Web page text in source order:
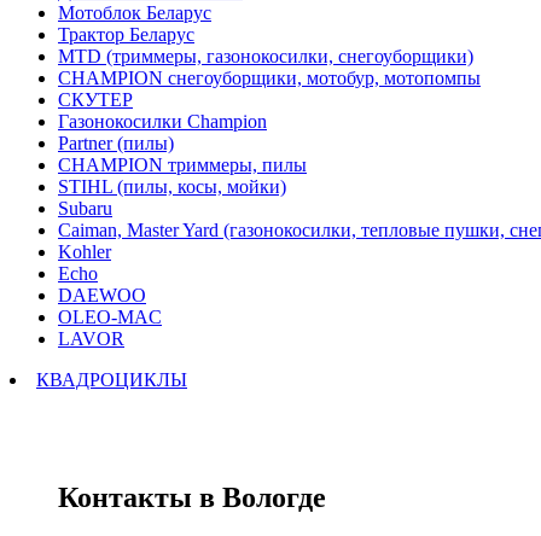
Мотоблок Беларус
Трактор Беларус
MTD (триммеры, газонокосилки, снегоуборщики)
CHAMPION снегоуборщики, мотобур, мотопомпы
СКУТЕР
Газонокосилки Champion
Partner (пилы)
CHAMPION триммеры, пилы
STIHL (пилы, косы, мойки)
Subaru
Caiman, Master Yard (газонокосилки, тепловые пушки,
Kohler
Echo
DAEWOO
OLEO-MAC
LAVOR
КВАДРОЦИКЛЫ
Контакты в Вологде